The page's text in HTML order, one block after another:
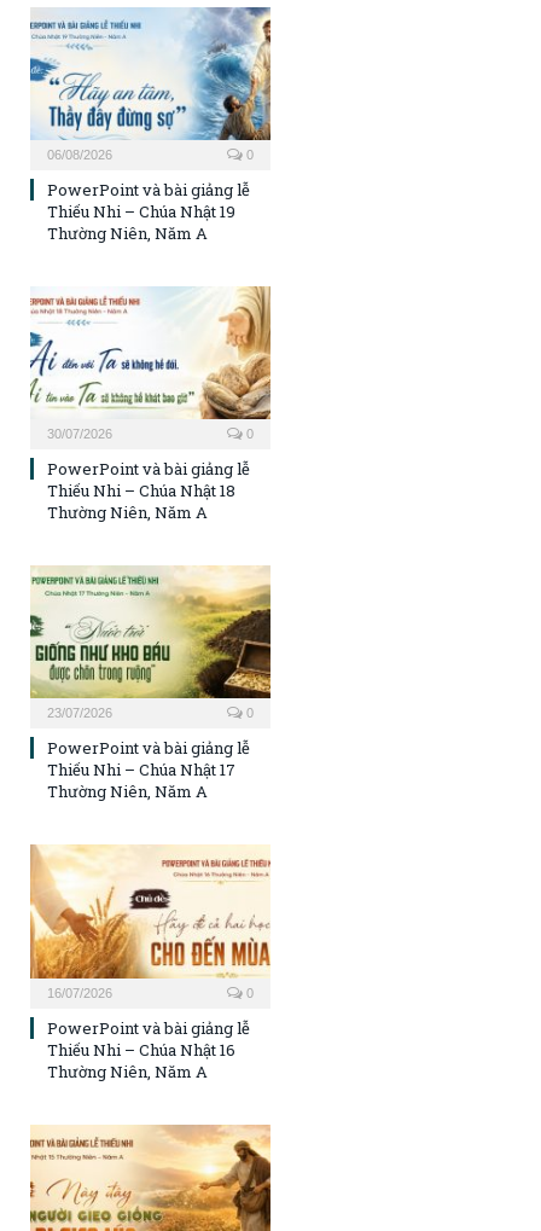
06/08/2026 0
PowerPoint và bài giảng lễ
Thiếu Nhi – Chúa Nhật 19
Thường Niên, Năm A
30/07/2026 0
PowerPoint và bài giảng lễ
Thiếu Nhi – Chúa Nhật 18
Thường Niên, Năm A
23/07/2026 0
PowerPoint và bài giảng lễ
Thiếu Nhi – Chúa Nhật 17
Thường Niên, Năm A
16/07/2026 0
PowerPoint và bài giảng lễ
Thiếu Nhi – Chúa Nhật 16
Thường Niên, Năm A